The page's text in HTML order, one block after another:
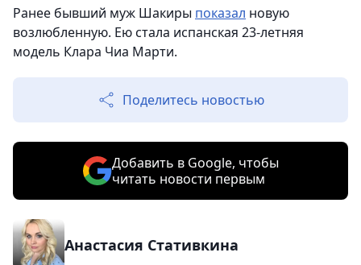
Ранее бывший муж Шакиры показал новую
возлюбленную. Ею стала испанская 23-летняя
модель Клара Чиа Марти.
Поделитесь новостью
Добавить в Google, чтобы
читать новости первым
Анастасия Стативкина